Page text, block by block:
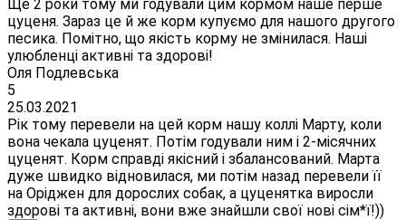
Ще 2 роки тому ми годували цим кормом наше перше
цуценя. Зараз це й же корм купуємо для нашого другого
песика. Помітно, що якість корму не змінилася. Наші
улюбленці активні та здорові!
Оля Подлевська
5
25.03.2021
Рік тому перевели на цей корм нашу коллі Марту, коли
вона чекала цуценят. Потім годували ним і 2-місячних
цуценят. Корм справді якісний і збалансований. Марта
дуже швидко відновилася, ми потім назад перевели її
на Оріджен для дорослих собак, а цуценятка виросли
здорові та активні, вони вже знайшли свої нові сім*ї!))